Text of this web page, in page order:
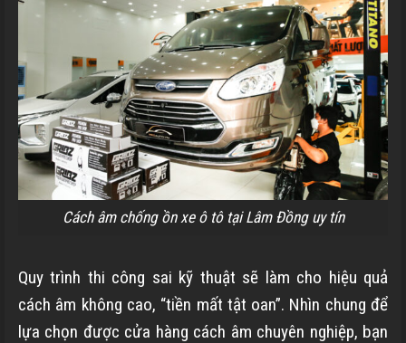
Cách âm chống ồn xe ô tô tại Lâm Đồng uy tín
Quy trình thi công sai kỹ thuật sẽ làm cho hiệu quả
cách âm không cao, “tiền mất tật oan”. Nhìn chung để
lựa chọn được cửa hàng cách âm chuyên nghiệp, bạn